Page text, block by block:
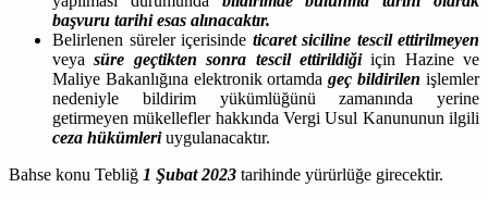
başvuru tarihi esas alınacaktır.
Belirlenen süreler içerisinde ticaret siciline tescil ettirilmeyen
veyasüre geçtikten sonra tescil ettirildiğiiçin Hazine ve
Maliye Bakanlığına elektronik ortamdageç bildirilen işlemler
nedeniyle bildirim yükümlüğünü zamanında yerine
getirmeyen mükellefler hakkında Vergi Usul Kanununun ilgili
ceza hükümleriuygulanacaktır.
Bahse konu Tebliğ 1 Şubat 2023 tarihinde yürürlüğe girecektir.